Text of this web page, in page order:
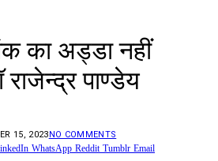
का अड्डा नहीं
पाण्डेय
15, 2023NO COMMENTS
WhatsApp Reddit Tumblr Email